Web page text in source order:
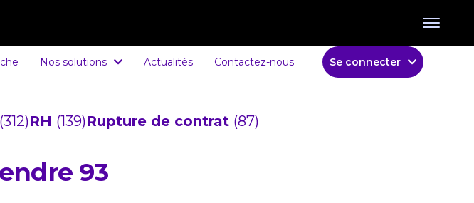
Nos solutions Actualités Contactez-nous Se connecter
(312)RH (139)Rupture de contrat (87)
93